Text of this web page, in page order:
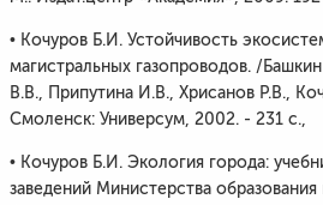
• Кочуров Б.И. Устойчивость
магистральных газопроводов. /
В.В., Припутина И.В., Хрисанов Р.В.,
Смоленск: Универсум, 2002. - 231 с.,
• Кочуров Б.И. Экология города:
заведений Министерства